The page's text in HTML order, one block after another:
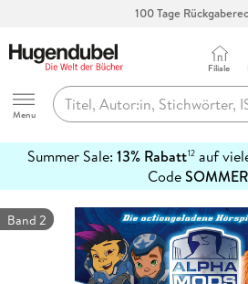
100 Tage
Hugendubel
Menu
Filiale
Summer Sale: 13% Rabatt12auf
Code
erfahren
Band 2